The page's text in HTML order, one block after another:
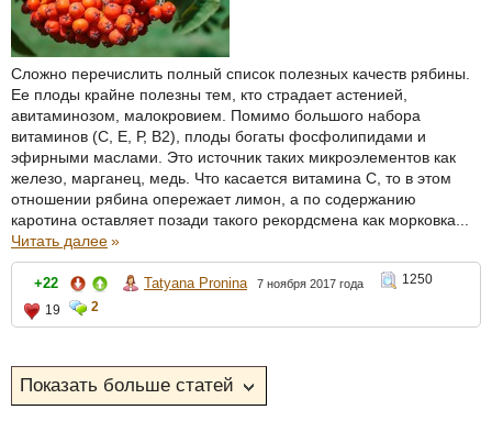
Сложно перечислить полный список полезных качеств рябины.
Ее плоды крайне полезны тем, кто страдает астенией,
авитаминозом, малокровием. Помимо большого набора
витаминов (С, Е, Р, В2), плоды богаты фосфолипидами и
эфирными маслами. Это источник таких микроэлементов как
железо, марганец, медь. Что касается витамина С, то в этом
отношении рябина опережает лимон, а по содержанию
каротина оставляет позади такого рекордсмена как морковка...
Читать далее»
+22 Tatyana Pronina 7 ноября 2017 года
1250
19
2